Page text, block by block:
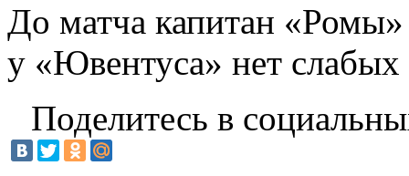
До матча капитан
у «Ювентуса» нет слабых
Поделитесь в